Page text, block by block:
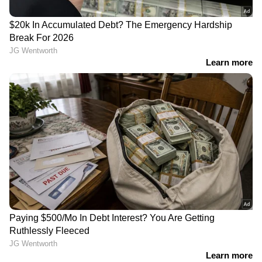
RECOMMENDED STORIES